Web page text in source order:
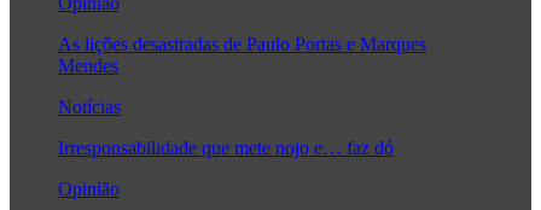
As lições desastradas de Paulo Portas e Marques
Mendes
Notícias
Irresponsabilidade que mete nojo e… faz dó
Opinião